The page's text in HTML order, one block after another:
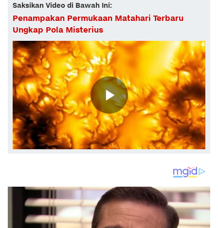
Saksikan Video di Bawah Ini:
Penampakan Permukaan Matahari Terbaru
Ungkap Pola Misterius